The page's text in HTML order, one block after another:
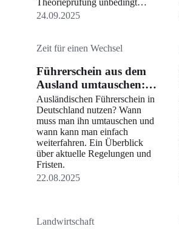
kennen.
24.09.2025
Zeit für einen Wechsel
Führerschein aus dem
Ausland umtauschen:
So gelingt es schnell und
einfach
Ausländischen Führerschein in
Deutschland nutzen? Wann
muss man ihn umtauschen und
wann kann man einfach
weiterfahren. Ein Überblick
über aktuelle Regelungen und
Fristen.
22.08.2025
Landwirtschaft